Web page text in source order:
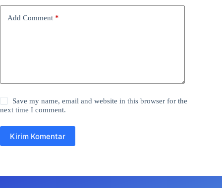
Add Comment *
Save my name, email and website in this browser for the
next time I comment.
Kirim Komentar